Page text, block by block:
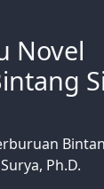
Novel
Ph.D.